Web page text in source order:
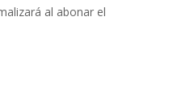
al abonar el